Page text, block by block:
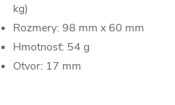
kg)
Rozmery: 98 mm x 60 mm
Hmotnosť: 54 g
Otvor: 17 mm